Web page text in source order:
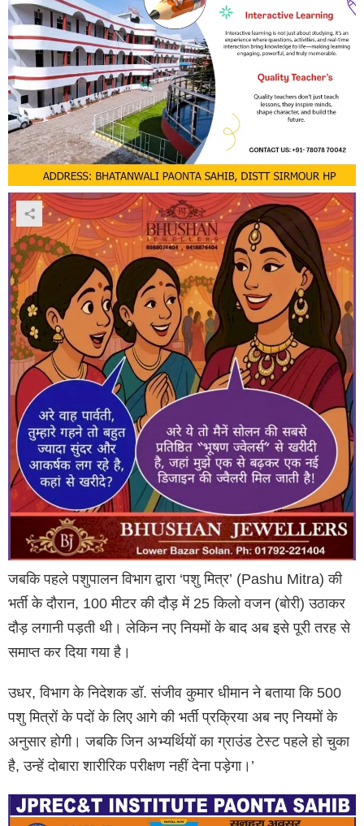
जबकि पहले पशुपालन विभाग द्वारा ‘पशु मित्र’ (Pashu Mitra) की
भर्ती के दौरान, 100 मीटर की दौड़ में 25 किलो वजन (बोरी) उठाकर
दौड़ लगानी पड़ती थी। लेकिन नए नियमों के बाद अब इसे पूरी तरह से
समाप्त कर दिया गया है।
उधर, विभाग के निदेशक डॉ. संजीव कुमार धीमान ने बताया कि 500
पशु मित्रों के पदों के लिए आगे की भर्ती प्रक्रिया अब नए नियमों के
अनुसार होगी। जबकि जिन अभ्यर्थियों का ग्राउंड टेस्ट पहले हो चुका
है, उन्हें दोबारा शारीरिक परीक्षण नहीं देना पड़ेगा।’